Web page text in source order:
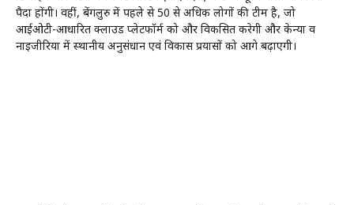
पैदा होंगी। वहीं, बेंगलुरु में पहले से 50 से अधिक लोगों की टीम है, जो
आईओटी-आधारित क्लाउड प्लेटफॉर्म को और विकसित करेगी और केन्या व
नाइजीरिया में स्थानीय अनुसंधान एवं विकास प्रयासों को आगे बढ़ाएगी।